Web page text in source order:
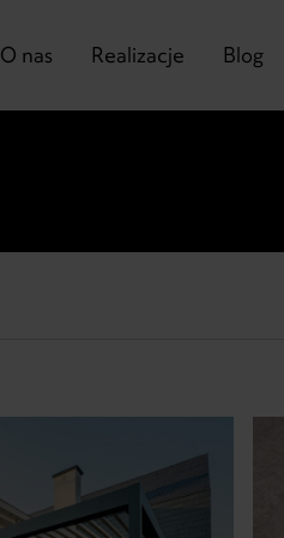
O nas Realizacje Blog